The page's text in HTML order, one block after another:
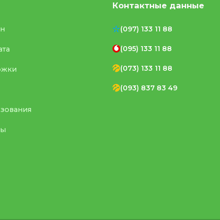
Контактные данные
(097) 133 11 88
(095) 133 11 88
(073) 133 11 88
(093) 837 83 49